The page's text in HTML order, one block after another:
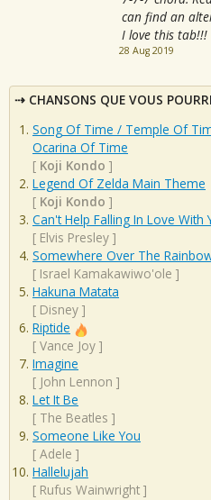
can find an
I love this tab!!!
28 Aug 2019
CHANSONS QUE VOUS
Song Of Time / Temple Of
Ocarina Of Time
[ Koji Kondo ]
Legend Of Zelda Main Theme
[ Koji Kondo ]
Can't Help Falling In Love With
[ Elvis Presley ]
Somewhere Over The
[ Israel Kamakawiwo'ole ]
Hakuna Matata
[ Disney ]
Riptide
[ Vance Joy ]
Imagine
[ John Lennon ]
Let It Be
[ The Beatles ]
Someone Like You
[ Adele ]
Hallelujah
[ Rufus Wainwright ]